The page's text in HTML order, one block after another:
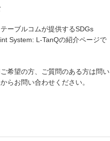
テーブルコムが提供するSDGs
System: L-TanQの紹介ページで
希望の方、ご質問のある方は問い
らお問い合わせください。